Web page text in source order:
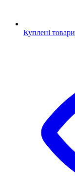
Куплені товари